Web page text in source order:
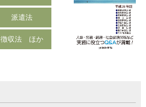
派遣法
徴収法 ほか